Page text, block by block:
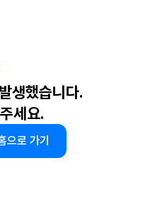
생했습니다.
세요.
으로 가기